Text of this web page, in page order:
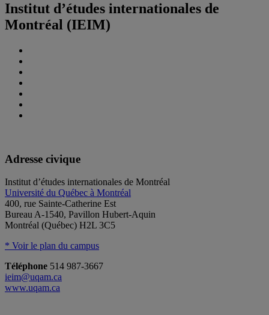
Institut d’études internationales de
Montréal (IEIM)
Adresse civique
Institut d’études internationales de Montréal
Université du Québec à Montréal
400, rue Sainte-Catherine Est
Bureau A-1540, Pavillon Hubert-Aquin
Montréal (Québec) H2L 3C5
* Voir le plan du campus
Téléphone 514 987-3667
ieim@uqam.ca
www.uqam.ca